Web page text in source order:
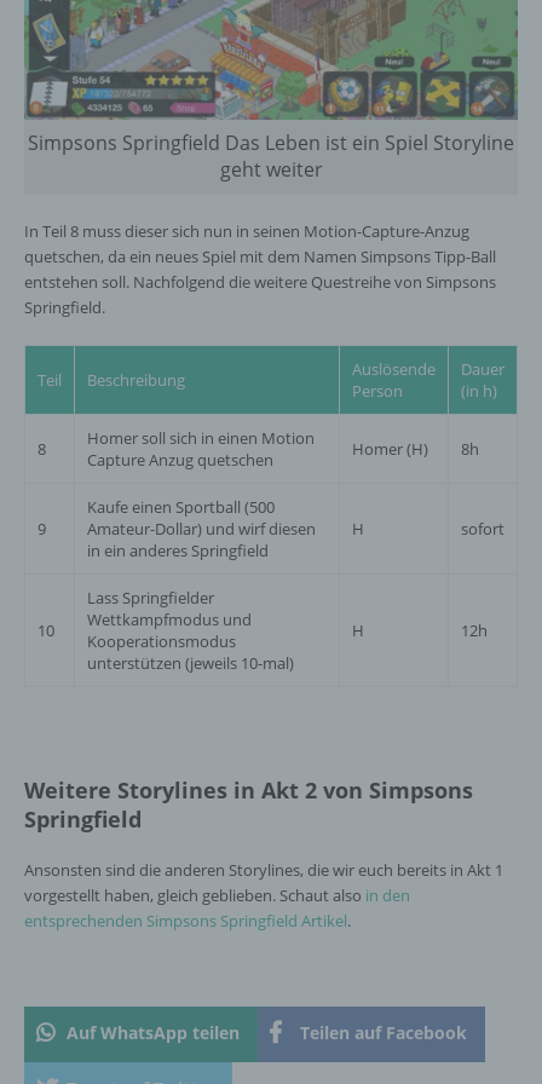
Simpsons Springfield Das Leben ist ein Spiel Storyline
geht weiter
In Teil 8 muss dieser sich nun in seinen Motion-Capture-Anzug
quetschen, da ein neues Spiel mit dem Namen Simpsons Tipp-Ball
entstehen soll. Nachfolgend die weitere Questreihe von Simpsons
Springfield.
Teil Beschreibung
Auslösende
Person
Dauer
(in h)
8
Homer soll sich in einen Motion
Capture Anzug quetschen
Homer (H) 8h
9
Kaufe einen Sportball (500
Amateur-Dollar) und wirf diesen
in ein anderes Springfield
H sofort
10
Lass Springfielder
Wettkampfmodus und
Kooperationsmodus
unterstützen (jeweils 10-mal)
H 12h
Weitere Storylines in Akt 2 von Simpsons
Springfield
Ansonsten sind die anderen Storylines, die wir euch bereits in Akt 1
vorgestellt haben, gleich geblieben. Schaut also in den
entsprechenden Simpsons Springfield Artikel.
Auf WhatsApp teilen Teilen auf Facebook
Verarbeitung durch das Unionsrecht oder
das Recht der Mitgliedstaaten vorgegeben,
so kann der Verantwortliche
beziehungsweise können die bestimmten
Kriterien seiner Benennung nach dem
Unionsrecht oder dem Recht der
Mitgliedstaaten vorgesehen werden.
oder andere Stelle, die personenbezogene
Daten im Auftrag des Verantwortlichen
Empfänger ist eine natürliche oder juristische
Person, Behörde, Einrichtung oder andere
offengelegt werden, unabhängig davon, ob
es sich bei ihr um einen Dritten handelt oder
nicht. Behörden, die im Rahmen eines
jedoch nicht als Empfänger.
j) Dritter
Dritter ist eine natürliche oder juristische
und den Personen, die unter der
unmittelbaren Verantwortung des
Verantwortlichen oder des